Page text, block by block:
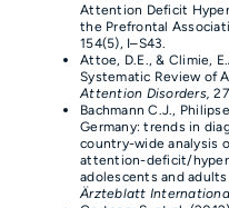
Attention Deficit
the Prefrontal
154(5), I–S43.
Attoe, D.E., & Climie,
Systematic Review of
Attention Disorders,
Bachmann C.J.,
Germany: trends in
country-wide analysis
attention-deficit/
adolescents and
Ärzteblatt